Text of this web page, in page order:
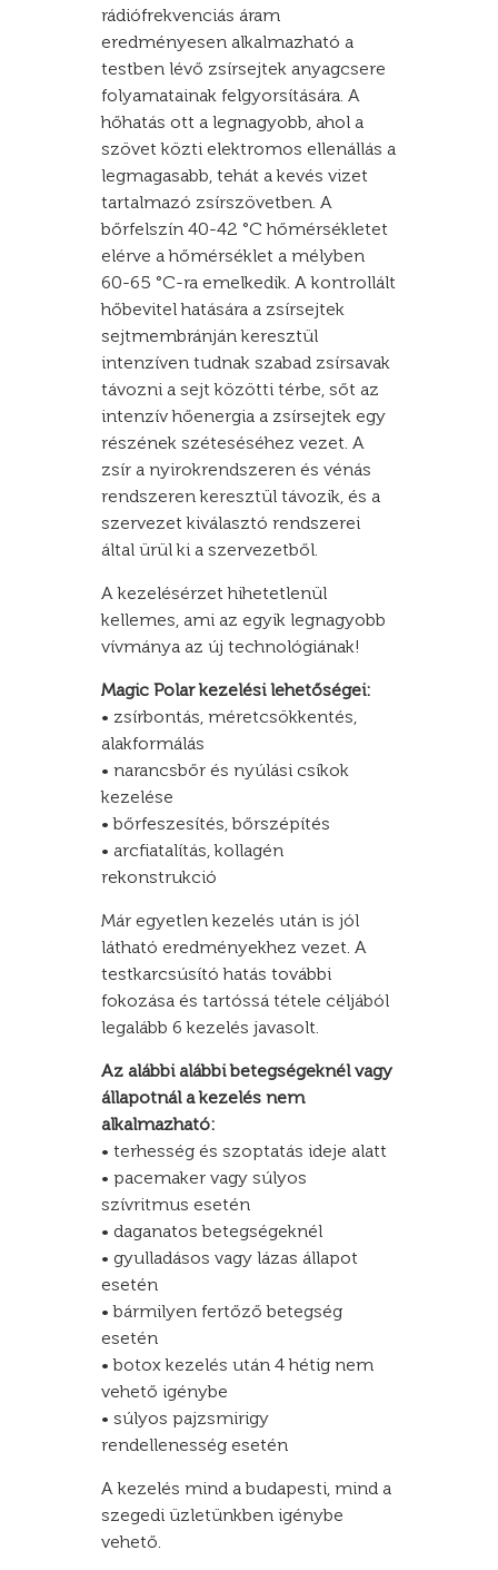
rádiófrekvenciás áram
eredményesen alkalmazható a
testben lévő zsírsejtek anyagcsere
folyamatainak felgyorsítására. A
hőhatás ott a legnagyobb, ahol a
szövet közti elektromos ellenállás a
legmagasabb, tehát a kevés vizet
tartalmazó zsírszövetben. A
bőrfelszín 40-42 °C hőmérsékletet
elérve a hőmérséklet a mélyben
60-65 °C-ra emelkedik. A kontrollált
hőbevitel hatására a zsírsejtek
sejtmembránján keresztül
intenzíven tudnak szabad zsírsavak
távozni a sejt közötti térbe, sőt az
intenzív hőenergia a zsírsejtek egy
részének széteséséhez vezet. A
zsír a nyirokrendszeren és vénás
rendszeren keresztül távozik, és a
szervezet kiválasztó rendszerei
által ürül ki a szervezetből.
A kezelésérzet hihetetlenül
kellemes, ami az egyik legnagyobb
vívmánya az új technológiának!
Magic Polar kezelési lehetőségei:
• zsírbontás, méretcsökkentés,
alakformálás
• narancsbőr és nyúlási csíkok
kezelése
• bőrfeszesítés, bőrszépítés
• arcfiatalítás, kollagén
rekonstrukció
Már egyetlen kezelés után is jól
látható eredményekhez vezet. A
testkarcsúsító hatás további
fokozása és tartóssá tétele céljából
legalább 6 kezelés javasolt.
Az alábbi alábbi betegségeknél vagy
állapotnál a kezelés nem
alkalmazható:
• terhesség és szoptatás ideje alatt
• pacemaker vagy súlyos
szívritmus esetén
• daganatos betegségeknél
• gyulladásos vagy lázas állapot
esetén
• bármilyen fertőző betegség
esetén
• botox kezelés után 4 hétig nem
vehető igénybe
• súlyos pajzsmirigy
rendellenesség esetén
A kezelés mind a budapesti, mind a
szegedi üzletünkben igénybe
vehető.